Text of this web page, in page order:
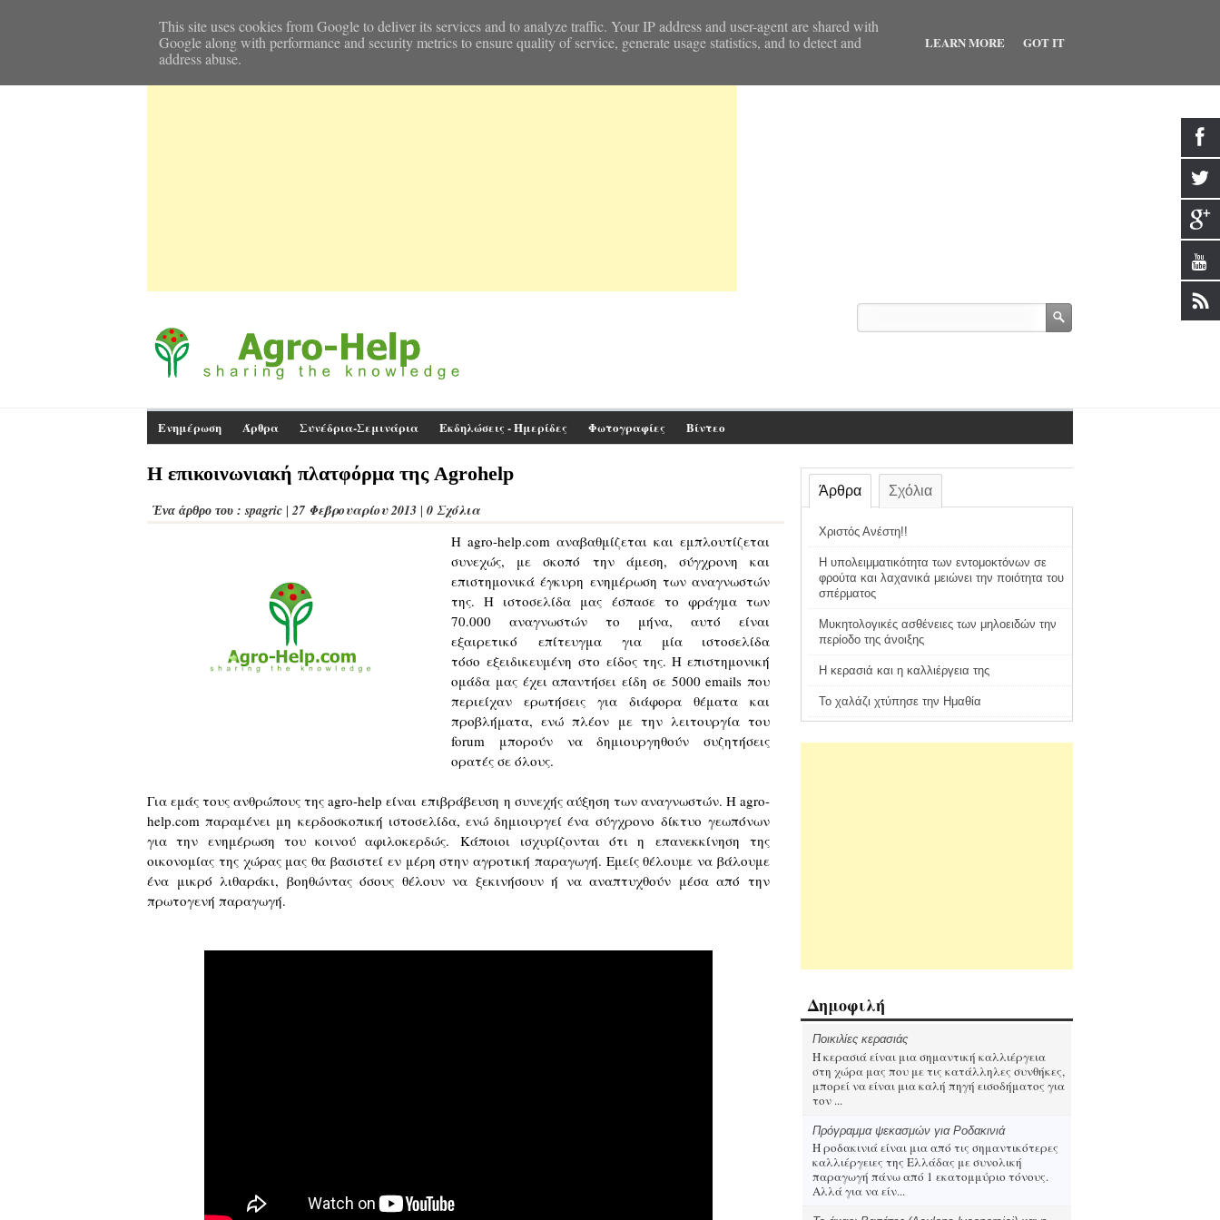
Ενημέρωση Άρθρα Συνέδρια-Σεμινάρια Εκδηλώσεις - Ημερίδες Φωτογραφίες Βίντεο
Η επικοινωνιακή πλατφόρμα της Agrohelp
Ένα άρθρο του :spagric |27 Φεβρουαρίου 2013 0 Σχόλια
Η agro-help.com αναβαθμίζεται και εμπλουτίζεται
συνεχώς, με σκοπό την άμεση, σύγχρονη και
επιστημονικά έγκυρη ενημέρωση των αναγνωστών
της. Η ιστοσελίδα μας έσπασε το φράγμα των
70.000 αναγνωστών το μήνα, αυτό είναι
εξαιρετικό επίτευγμα για μία ιστοσελίδα
τόσο εξειδικευμένη στο είδος της. Η επιστημονική
ομάδα μας έχει απαντήσει είδη σε 5000 emails που
περιείχαν ερωτήσεις για διάφορα θέματα και
προβλήματα, ενώ πλέον με την λειτουργία του
forum μπορούν να δημιουργηθούν συζητήσεις
ορατές σε όλους.
Για εμάς τους ανθρώπους της agro-help είναι επιβράβευση η συνεχής αύξηση των αναγνωστών. Η agro-
help.com παραμένει μη κερδοσκοπική ιστοσελίδα, ενώ δημιουργεί ένα σύγχρονο δίκτυο γεωπόνων
για την ενημέρωση του κοινού αφιλοκερδώς. Κάποιοι ισχυρίζονται ότι η επανεκκίνηση της
οικονομίας της χώρας μας θα βασιστεί εν μέρη στην αγροτική παραγωγή. Εμείς θέλουμε να βάλουμε
ένα μικρό λιθαράκι, βοηθώντας όσους θέλουν να ξεκινήσουν ή να αναπτυχθούν μέσα από την
πρωτογενή παραγωγή.
Άρθρα Σχόλια
Χριστός Ανέστη!!
Η υπολειμματικότητα των εντομοκτόνων σε
φρούτα και λαχανικά μειώνει την ποιότητα του
σπέρματος
Μυκητολογικές ασθένειες των μηλοειδών την
περίοδο της άνοιξης
Η κερασιά και η καλλιέργεια της
Το χαλάζι χτύπησε την Ημαθία
Δημοφιλή
Ποικιλίες κερασιάς
Η κερασιά είναι μια σημαντική καλλιέργεια
στη χώρα μας που με τις κατάλληλες συνθήκες,
μπορεί να είναι μια καλή πηγή εισοδήματος για
τον ...
Πρόγραμμα ψεκασμών για Ροδακινιά
Η ροδακινιά είναι μια από τις σημαντικότερες
καλλιέργειες της Ελλάδας με συνολική
παραγωγή πάνω από 1 εκατομμύριο τόνους.
Αλλά για να είν...
This site uses cookies from Google to deliver its services and to analyze traffic. Your IP address and user-agent are shared with
Google along with performance and security metrics to ensure quality of service, generate usage statistics, and to detect and
address abuse.
LEARN MORE GOT IT